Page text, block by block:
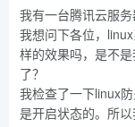
我有一台腾讯云服务
我想问下各位，
样的效果吗，是不
了？
我检查了一下linux
是开启状态的。所